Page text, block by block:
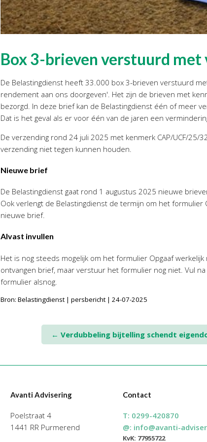
Box 3-brieven verstuurd met
De Belastingdienst heeft 33.000 box 3-brieven verstuurd
rendement aan ons doorgeven'. Het zijn de brieven met
bezorgd. In deze brief kan de Belastingdienst één of meer
Dat is het geval als er voor één van de jaren een
De verzending rond 24 juli 2025 met kenmerk CAP/UCF/
verzending niet tegen kunnen houden.
Nieuwe brief
De Belastingdienst gaat rond 1 augustus 2025 nieuwe
Ook verlengt de Belastingdienst de termijn om het
nieuwe brief.
Alvast invullen
Het is nog steeds mogelijk om het formulier Opgaaf
ontvangen brief, maar verstuur het formulier nog niet. Vul
formulier alsnog.
Bron: Belastingdienst | persbericht | 24-07-2025
← Verdubbeling bijtelling schendt
Avanti Advisering
Poelstraat 4
1441 RR Purmerend
Contact
T: 0299-420870
@: info@avanti-
KvK: 77955722